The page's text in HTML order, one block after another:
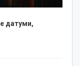
датуми,